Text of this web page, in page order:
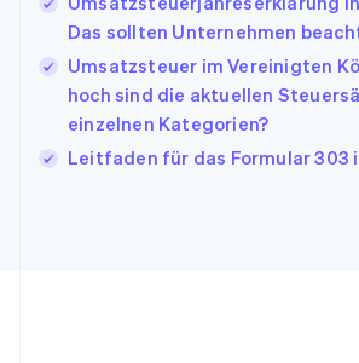
Das sollten Unternehmen
Umsatzsteuer im Vereinigten
hoch sind die aktuellen
einzelnen Kategorien?
Leitfaden für das Formular 303
ItalianoEnglish
Japan
Kanada
EnglishFrançais
Kroatien
English Italiano